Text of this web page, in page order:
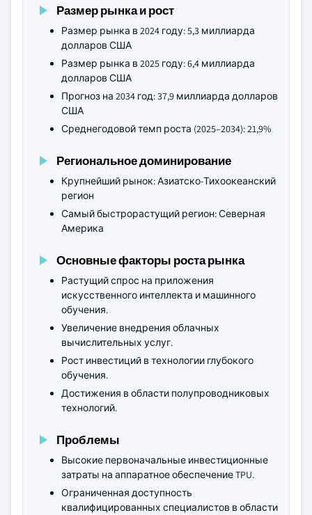
Размер рынка и рост
Размер рынка в 2024 году: 5,3 миллиарда
долларов США
Размер рынка в 2025 году: 6,4 миллиарда
долларов США
Прогноз на 2034 год: 37,9 миллиарда долларов
США
Среднегодовой темп роста (2025–2034): 21,9%
Региональное доминирование
Крупнейший рынок: Азиатско-Тихоокеанский
регион
Самый быстрорастущий регион: Северная
Америка
Основные факторы роста рынка
Растущий спрос на приложения
искусственного интеллекта и машинного
обучения.
Увеличение внедрения облачных
вычислительных услуг.
Рост инвестиций в технологии глубокого
обучения.
Достижения в области полупроводниковых
технологий.
Проблемы
Высокие первоначальные инвестиционные
затраты на аппаратное обеспечение TPU.
Ограниченная доступность
квалифицированных специалистов в области